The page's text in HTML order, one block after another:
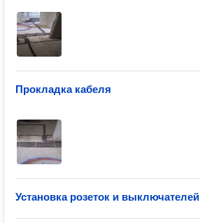
Прокладка кабеля
Установка розеток и выключателей